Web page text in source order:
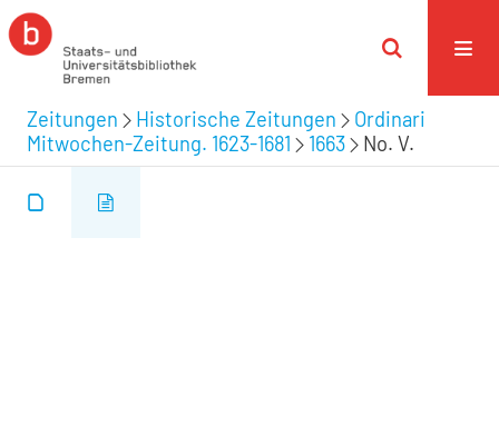
Zeitungen Historische Zeitungen
Ordinari
Mitwochen-Zeitung. 1623-1681
1663 No. V.